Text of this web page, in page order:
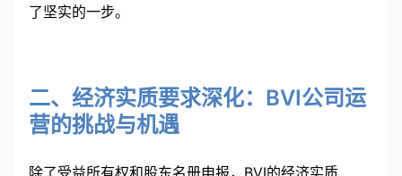
息透明化的新基石，标志着BVI在国际合规道路上迈出
二、经济实质要求深化：BVI公司运
营的挑战与机遇